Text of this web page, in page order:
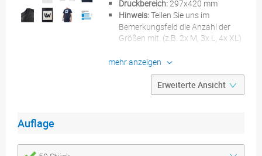
Druckbereich:297x420 mm
Hinweis:Teilen Sie uns im
Bemerkungsfeld die Anzahl der
Größen mit. (z.B. 2x M, 3x L, 4x XL)
Konfigurieren
Produktdetails
mehr anzeigen
Auflage